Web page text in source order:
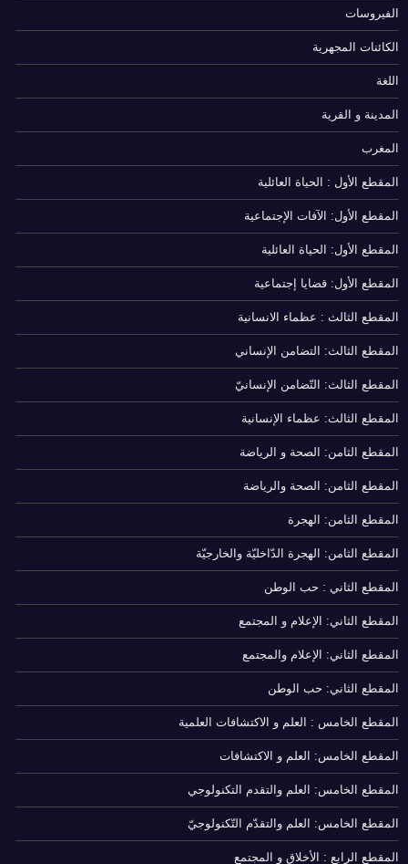
الفيروسات
الكائنات المجهرية
اللغة
المدينة و القرية
المغرب
المقطع الأول : الحياة العائلية
المقطع الأول: الآفات الإجتماعية
المقطع الأول: الحياة العائلية
المقطع الأول: قضايا إجتماعية
المقطع الثالث : عظماء الانسانية
المقطع الثالث: التضامن الإنساني
المقطع الثالث: التّضامن الإنسانيّ
المقطع الثالث: عظماء الإنسانية
المقطع الثامن: الصحة و الرياضة
المقطع الثامن: الصحة والرياضة
المقطع الثامن: الهجرة
المقطع الثامن: الهجرة الدّاخليّة والخارجيّة
المقطع الثاني : حب الوطن
المقطع الثاني: الإعلام و المجتمع
المقطع الثاني: الإعلام والمجتمع
المقطع الثاني: حب الوطن
المقطع الخامس : العلم و الاكتشافات العلمية
المقطع الخامس: العلم و الاكتشافات
المقطع الخامس: العلم والتقدم التكنولوجي
المقطع الخامس: العلم والتقدّم التّكنولوجيّ
المقطع الرابع : الأخلاق و المجتمع